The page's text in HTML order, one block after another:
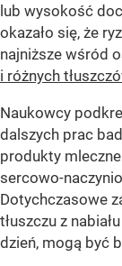
lub wysokość
okazało się, że
najniższe wśród
i różnych
Naukowcy
dalszych prac
produkty
sercowo-
Dotychczasowe
tłuszczu z
dzień, mogą być